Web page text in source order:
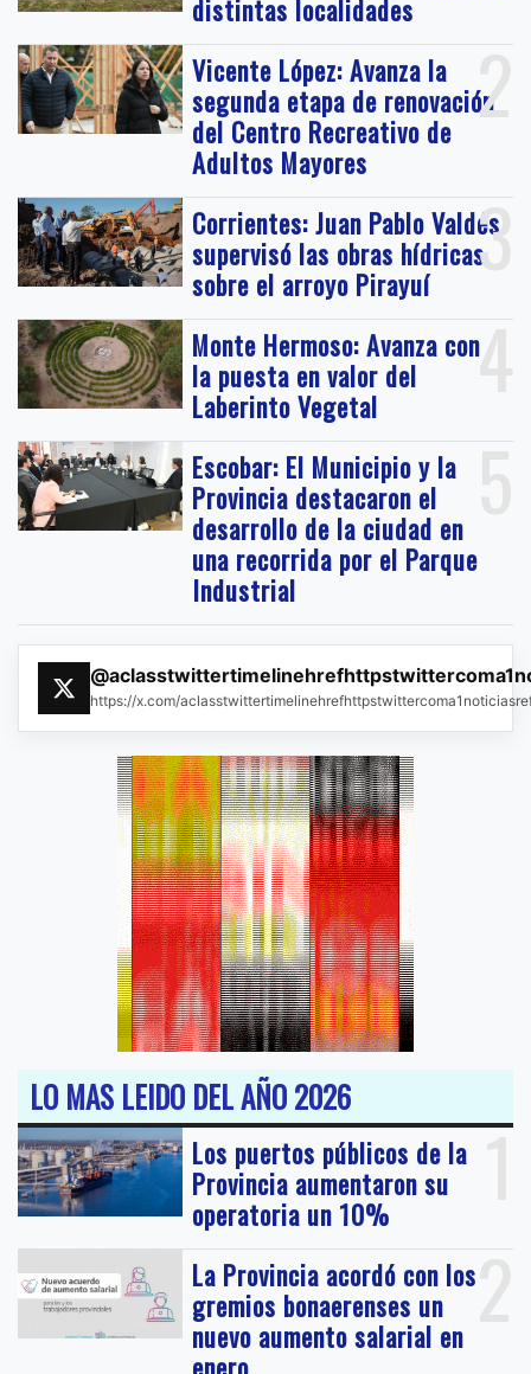
distintas localidades
2
Vicente López: Avanza la
segunda etapa de renovación
del Centro Recreativo de
Adultos Mayores
3
Corrientes: Juan Pablo Valdés
supervisó las obras hídricas
sobre el arroyo Pirayuí
4
Monte Hermoso: Avanza con
la puesta en valor del
Laberinto Vegetal
5
Escobar: El Municipio y la
Provincia destacaron el
desarrollo de la ciudad en
una recorrida por el Parque
Industrial
https://x.com/
LO MAS LEIDO DEL AÑO 2026
1
Los puertos públicos de la
Provincia aumentaron su
operatoria un 10%
2
La Provincia acordó con los
gremios bonaerenses un
nuevo aumento salarial en